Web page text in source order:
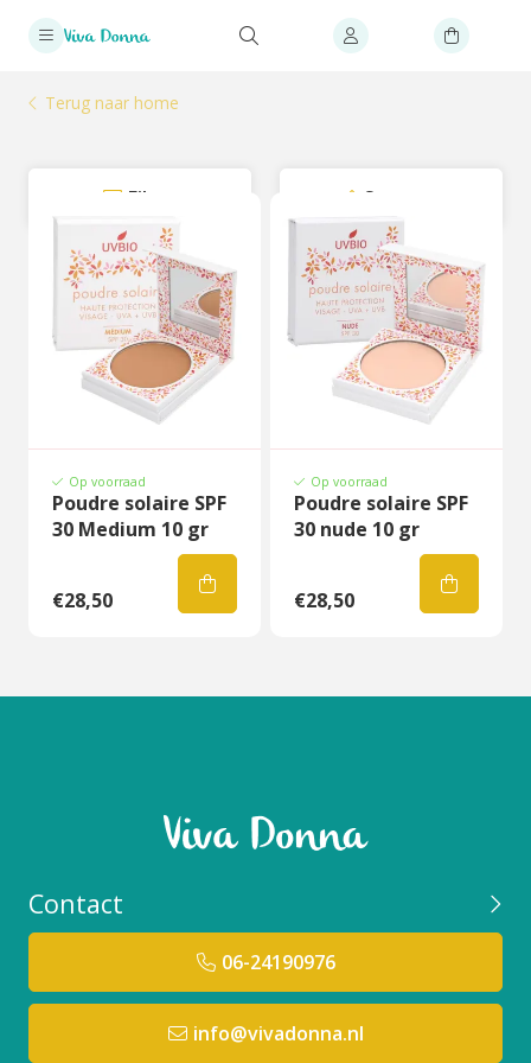
Terug naar home
Filter Sorteer
Op voorraad
Poudre solaire SPF
30 Medium 10 gr
€28,50
Op voorraad
Poudre solaire SPF
30 nude 10 gr
€28,50
Contact
06-24190976
info@vivadonna.nl